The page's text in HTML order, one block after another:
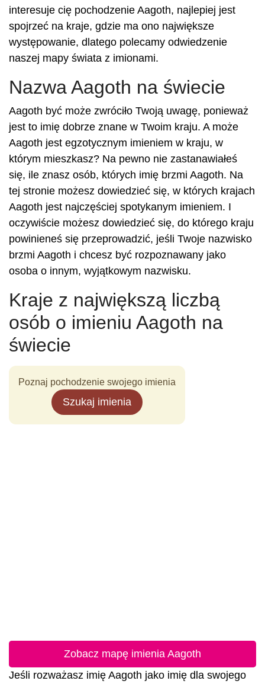
interesuje cię pochodzenie Aagoth, najlepiej jest
spojrzeć na kraje, gdzie ma ono największe
występowanie, dlatego polecamy odwiedzenie
naszej mapy świata z imionami.
Nazwa Aagoth na świecie
Aagoth być może zwróciło Twoją uwagę, ponieważ
jest to imię dobrze znane w Twoim kraju. A może
Aagoth jest egzotycznym imieniem w kraju, w
którym mieszkasz? Na pewno nie zastanawiałeś
się, ile znasz osób, których imię brzmi Aagoth. Na
tej stronie możesz dowiedzieć się, w których krajach
Aagoth jest najczęściej spotykanym imieniem. I
oczywiście możesz dowiedzieć się, do którego kraju
powinieneś się przeprowadzić, jeśli Twoje nazwisko
brzmi Aagoth i chcesz być rozpoznawany jako
osoba o innym, wyjątkowym nazwisku.
Kraje z największą liczbą
osób o imieniu Aagoth na
świecie
Poznaj pochodzenie swojego imienia
Szukaj imienia
Zobacz mapę imienia Aagoth
Jeśli rozważasz imię Aagoth jako imię dla swojego